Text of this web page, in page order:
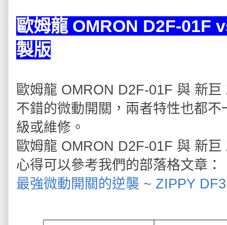
歐姆龍 OMRON D2F-01F
製版
歐姆龍 OMRON D2F-01F 與 新
不錯的微動開關，兩者特性也都
級或維修。
歐姆龍 OMRON D2F-01F 與 新
心得可以參考我們的部落格文章：
最強微動開關的逆襲 ~ ZIPPY